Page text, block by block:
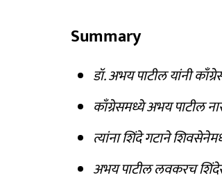
Summary
डॉ. अभय पाटील यांनी
काँग्रेसमध्ये अभय पाटील
त्यांना शिंदे गटाने
अभय पाटील लवकरच